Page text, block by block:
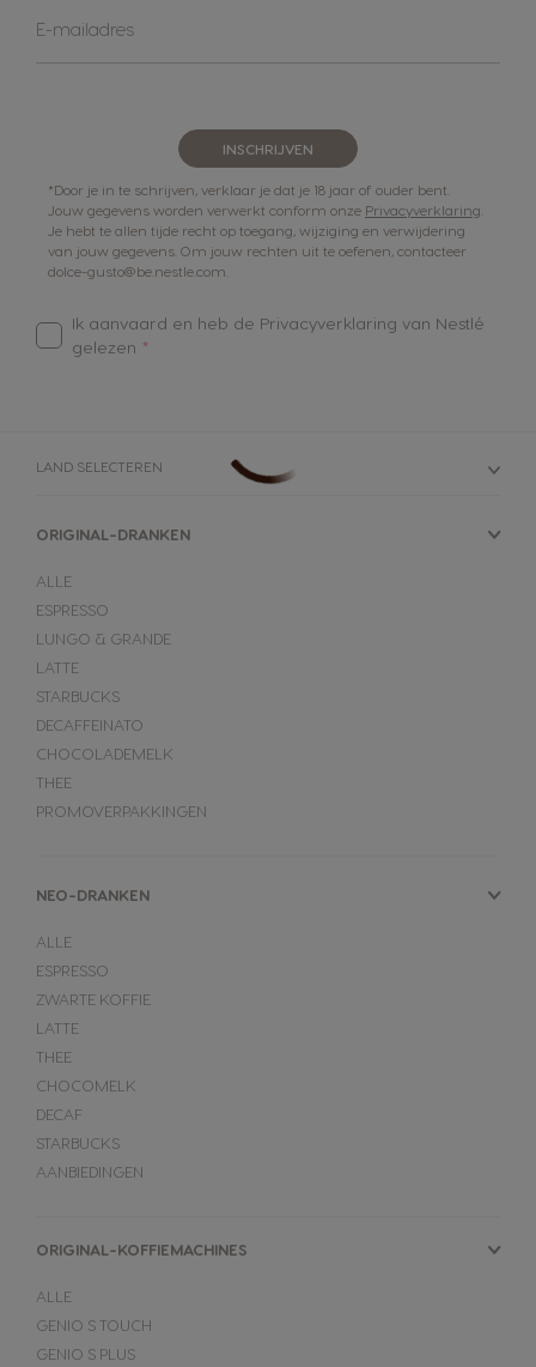
u
E-mailadres
INSCHRIJVEN
*Door je in te schrijven, verklaar je dat je 18 jaar of ouder bent.
Jouw gegevens worden verwerkt conform onze Privacyverklaring
Je hebt te allen tijde recht op toegang, wijziging en verwijdering
van jouw gegevens. Om jouw rechten uit te oefenen, contacteer
dolce-gusto@be.nestle.com.
Ik aanvaard en heb de Privacyverklaring van Nestlé
gelezen
LAND SELECTEREN
ORIGINAL-DRANKEN
ALLE
ESPRESSO
LUNGO & GRANDE
LATTE
STARBUCKS
DECAFFEINATO
CHOCOLADEMELK
THEE
PROMOVERPAKKINGEN
NEO-DRANKEN
ALLE
ESPRESSO
ZWARTE KOFFIE
LATTE
THEE
CHOCOMELK
DECAF
STARBUCKS
AANBIEDINGEN
ORIGINAL-KOFFIEMACHINES
ALLE
GENIO S TOUCH
GENIO S PLUS